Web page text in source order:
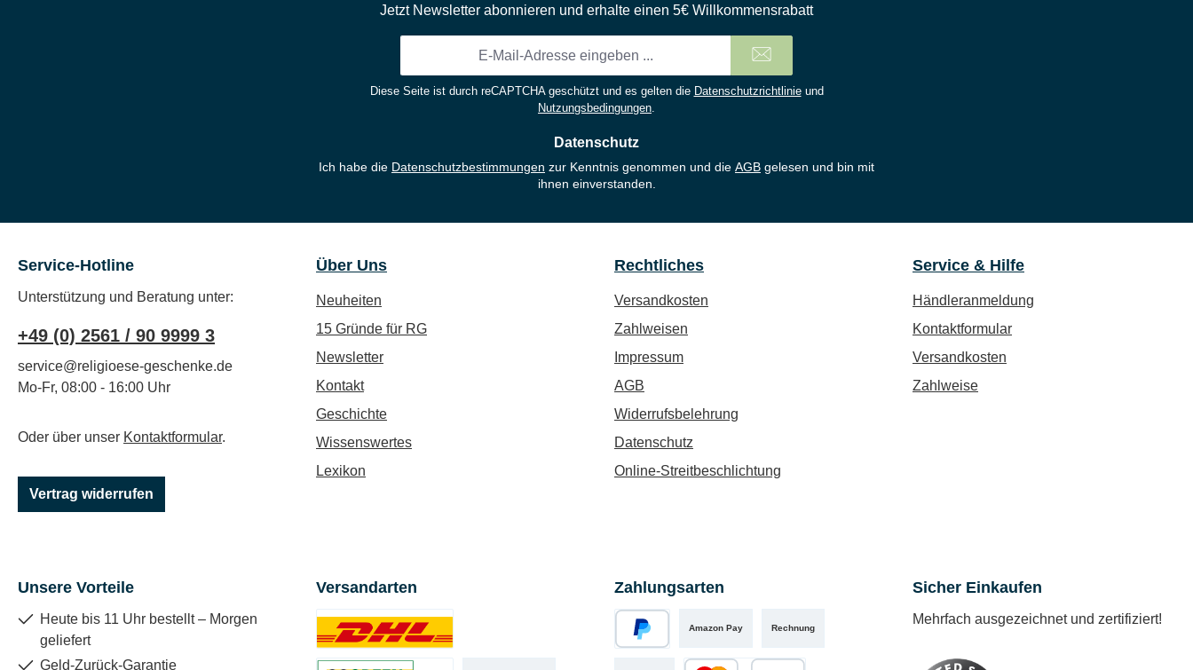
Jetzt Newsletter abonnieren und erhalte einen 5€ Willkommensrabatt
*
Diese Seite ist durch reCAPTCHA geschützt und es gelten die Datenschutzrichtlinieund
Nutzungsbedingungen
Datenschutz
Ich habe die Datenschutzbestimmungen zur Kenntnis genommen und die AGB gelesen und bin mit
ihnen einverstanden.
Service-Hotline
Unterstützung und Beratung unter:
+49 (0) 2561 / 90 9999 3
service@religioese-geschenke.de
Mo-Fr, 08:00 - 16:00 Uhr
Oder über unser Kontaktformular.
Vertrag widerrufen
Über Uns
Neuheiten
15 Gründe für RG
Newsletter
Kontakt
Geschichte
Wissenswertes
Lexikon
Rechtliches
Versandkosten
Zahlweisen
Impressum
AGB
Widerrufsbelehrung
Datenschutz
Online-Streitbeschlichtung
Service & Hilfe
Händleranmeldung
Kontaktformular
Versandkosten
Zahlweise
Unsere Vorteile
Heute bis 11 Uhr bestellt – Morgen
geliefert
Geld-Zurück-Garantie
Versandarten
Benutzerdefiniertes Bild 1
Zahlungsarten
Amazon Pay Rechnung
Sicher Einkaufen
Mehrfach ausgezeichnet und zertifiziert!